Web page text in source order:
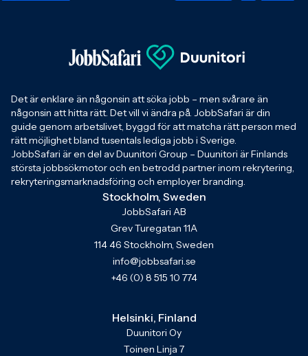
Det är enklare än någonsin att söka jobb – men svårare än
någonsin att hitta rätt. Det vill vi ändra på. JobbSafari är din
guide genom arbetslivet, byggd för att matcha rätt person med
rätt möjlighet bland tusentals lediga jobb i Sverige.
JobbSafari är en del av Duunitori Group – Duunitori är Finlands
största jobbsökmotor och en betrodd partner inom rekrytering,
rekryteringsmarknadsföring och employer branding.
Stockholm, Sweden
JobbSafari AB
Grev Turegatan 11A
114 46 Stockholm, Sweden
info@jobbsafari.se
+46 (0) 8 515 10 774
Helsinki, Finland
Duunitori Oy
Toinen Linja 7